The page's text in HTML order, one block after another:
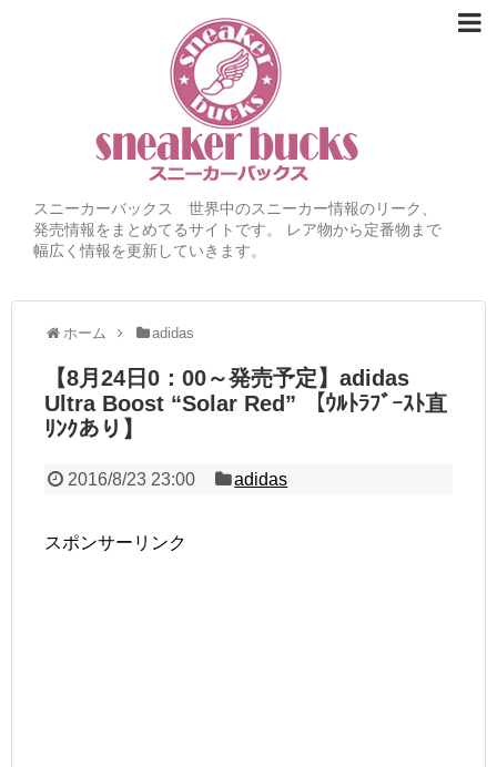
スニーカーバックス 世界中のスニーカー情報のリーク、
発売情報をまとめてるサイトです。 レア物から定番物まで
幅広く情報を更新していきます。
ホーム adidas
【8月24日0：00～発売予定】adidas
Ultra Boost “Solar Red” 【ｳﾙﾄﾗﾌﾞｰｽﾄ直
ﾘﾝｸあり】
2016/8/23 23:00 adidas
スポンサーリンク